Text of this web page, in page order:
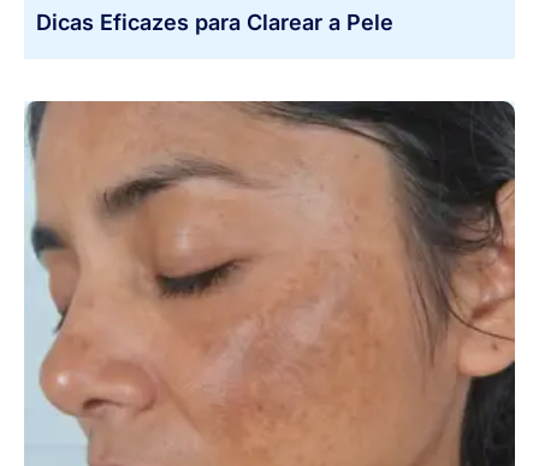
Dicas Eficazes para Clarear a Pele